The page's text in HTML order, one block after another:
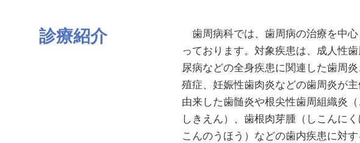
診療紹介
歯周病科では、歯周病の治療を中
っております。対象疾患は、成人性
尿病などの全身疾患に関連した歯周
殖症、妊娠性歯肉炎などの歯周炎が
由来した歯髄炎や根尖性歯周組織炎
しきえん）、歯根肉芽腫（しこんに
こんのうほう）などの歯内疾患に対